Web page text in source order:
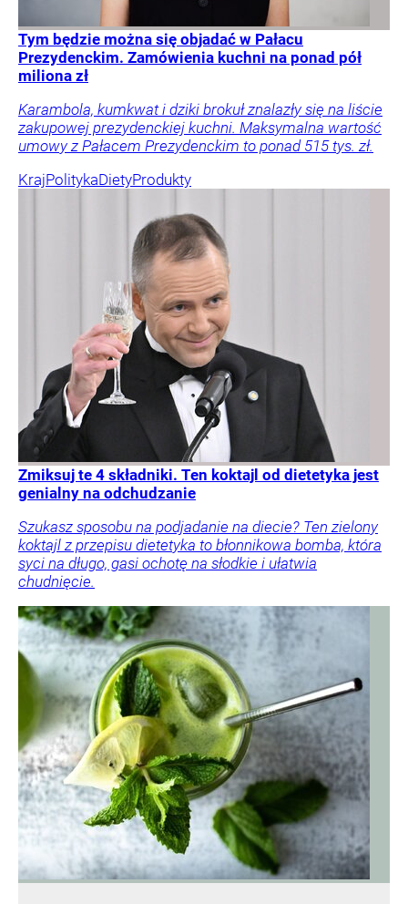
Tym będzie można się objadać w Pałacu
Prezydenckim. Zamówienia kuchni na ponad pół
miliona zł
Karambola, kumkwat i dziki brokuł znalazły się na liście
zakupowej prezydenckiej kuchni. Maksymalna wartość
umowy z Pałacem Prezydenckim to ponad 515 tys. zł.
KrajPolitykaDietyProdukty
Zmiksuj te 4 składniki. Ten koktajl od dietetyka jest
genialny na odchudzanie
Szukasz sposobu na podjadanie na diecie? Ten zielony
koktajl z przepisu dietetyka to błonnikowa bomba, która
syci na długo, gasi ochotę na słodkie i ułatwia
chudnięcie.